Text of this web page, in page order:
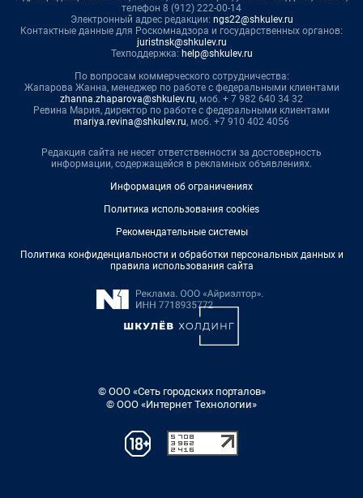
телефон 8 (912) 222-00-14
Электронный адрес редакции: ngs22@shkulev.ru
Контактные данные для Роскомнадзора и государственных органов:
juristnsk@shkulev.ru
Техподдержка: help@shkulev.ru
По вопросам коммерческого сотрудничества:
Жапарова Жанна, менеджер по работе с федеральными клиентами
zhanna.zhaparova@shkulev.ru, моб. + 7 982 640 34 32
Ревина Мария, директор по работе с федеральными клиентами
mariya.revina@shkulev.ru, моб. +7 910 402 4056
Редакция сайта не несет ответственности за достоверность
информации, содержащейся в рекламных объявлениях.
Информация об ограничениях
Политика использования cookies
Рекомендательные системы
Политика конфиденциальности и обработки персональных данных и
правила использования сайта
© ООО «Сеть городских порталов»
© ООО «Интернет Технологии»